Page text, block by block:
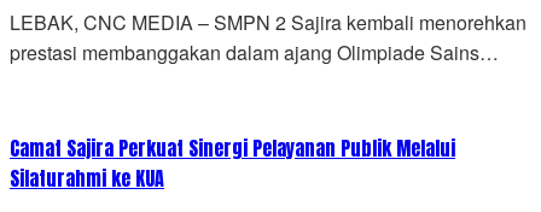
LEBAK, CNC MEDIA – SMPN 2 Sajira kembali menorehkan
prestasi membanggakan dalam ajang Olimpiade Sains…
Camat Sajira Perkuat Sinergi Pelayanan Publik Melalui
Silaturahmi ke KUA